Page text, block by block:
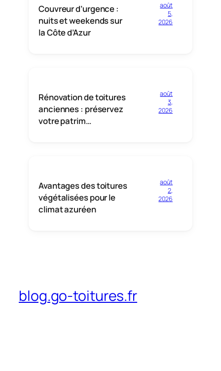
Couvreur d’urgence :
nuits et weekends sur
la Côte d’Azur
août
5,
2026
Rénovation de toitures
anciennes : préservez
votre patrim…
août
3,
2026
Avantages des toitures
végétalisées pour le
climat azuréen
août
2,
2026
blog.go-toitures.fr